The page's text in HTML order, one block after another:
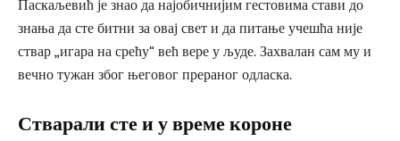
Паскаљевић је знао да најобичнијим гестовима стави до
знања да сте битни за овај свет и да питање учешћа није
ствар „игара на срећу“ већ вере у људе. Захвалан сам му и
вечно тужан због његовог прераног одласка.
Стварали сте и у време короне